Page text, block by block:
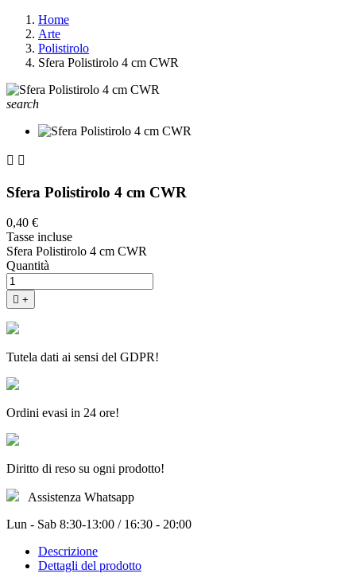
Home
Arte
Polistirolo
Sfera Polistirolo 4 cm CWR
search
 
Sfera Polistirolo 4 cm CWR
0,40 €
Tasse incluse
Sfera Polistirolo 4 cm CWR
Quantità
 +
Tutela dati ai sensi del GDPR!
Ordini evasi in 24 ore!
Diritto di reso su ogni prodotto!
Assistenza Whatsapp
Lun - Sab 8:30-13:00 / 16:30 - 20:00
Descrizione
Dettagli del prodotto